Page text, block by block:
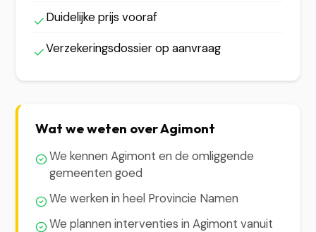
Duidelijke prijs vooraf
Verzekeringsdossier op aanvraag
Wat we weten over Agimont
We kennen Agimont en de omliggende
gemeenten goed
We werken in heel Provincie Namen
We plannen interventies in Agimont vanuit